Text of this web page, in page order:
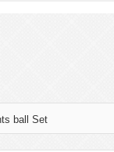
ball Set